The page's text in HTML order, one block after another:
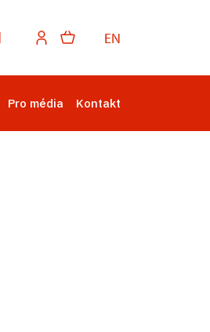
EN
Pro média Kontakt